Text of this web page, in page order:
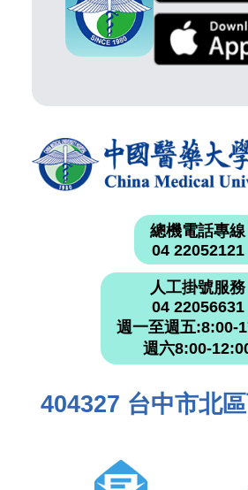
總機電話專線
04 22052121
人工掛號服務
04 22056631
週一至週五:8:00-
週六8:00-
404327 台中市北